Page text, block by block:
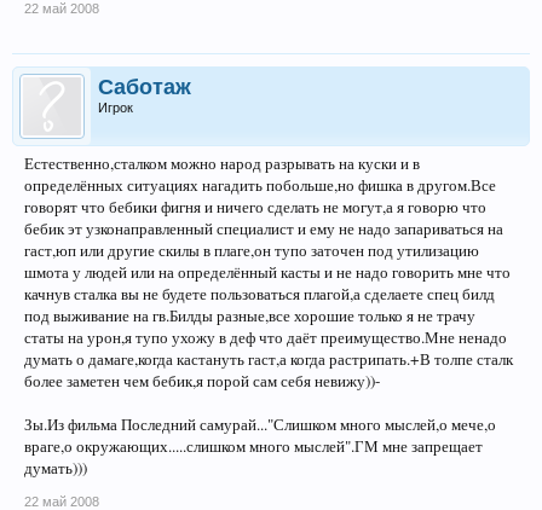
22 май 2008
Саботаж
Игрок
Естественно,сталком можно народ разрывать на куски и в
определённых ситуациях нагадить побольше,но фишка в другом.Все
говорят что бебики фигня и ничего сделать не могут,а я говорю что
бебик эт узконаправленный специалист и ему не надо запариваться на
гаст,юп или другие скилы в плаге,он тупо заточен под утилизацию
шмота у людей или на определённый касты и не надо говорить мне что
качнув сталка вы не будете пользоваться плагой,а сделаете спец билд
под выживание на гв.Билды разные,все хорошие только я не трачу
статы на урон,я тупо ухожу в деф что даёт преимущество.Мне ненадо
думать о дамаге,когда кастануть гаст,а когда растрипать.+В толпе сталк
более заметен чем бебик,я порой сам себя невижу))-
Зы.Из фильма Последний самурай..."Слишком много мыслей,о мече,о
враге,о окружающих.....слишком много мыслей".ГМ мне запрещает
думать)))
22 май 2008